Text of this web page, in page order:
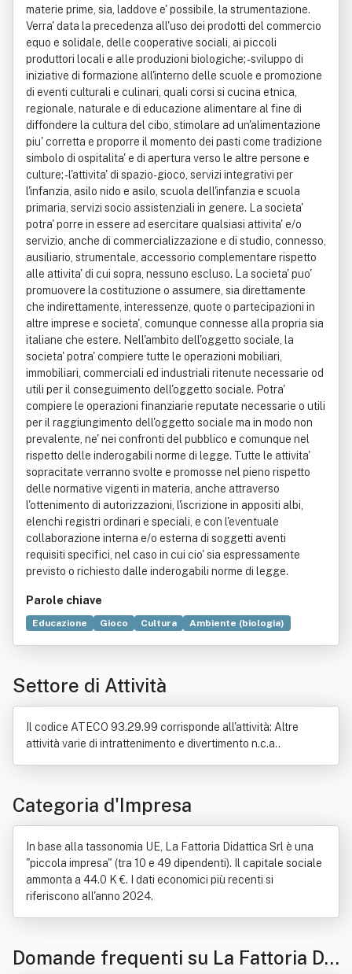
materie prime, sia, laddove e' possibile, la strumentazione.
Verra' data la precedenza all'uso dei prodotti del commercio
equo e solidale, delle cooperative sociali, ai piccoli
produttori locali e alle produzioni biologiche; - sviluppo di
iniziative di formazione all'interno delle scuole e promozione
di eventi culturali e culinari, quali corsi si cucina etnica,
regionale, naturale e di educazione alimentare al fine di
diffondere la cultura del cibo, stimolare ad un'alimentazione
piu' corretta e proporre il momento dei pasti come tradizione
simbolo di ospitalita' e di apertura verso le altre persone e
culture; - l'attivita' di spazio-gioco, servizi integrativi per
l'infanzia, asilo nido e asilo, scuola dell'infanzia e scuola
primaria, servizi socio assistenziali in genere. La societa'
potra' porre in essere ad esercitare qualsiasi attivita' e/o
servizio, anche di commercializzazione e di studio, connesso,
ausiliario, strumentale, accessorio complementare rispetto
alle attivita' di cui sopra, nessuno escluso. La societa' puo'
promuovere la costituzione o assumere, sia direttamente
che indirettamente, interessenze, quote o partecipazioni in
altre imprese e societa', comunque connesse alla propria sia
italiane che estere. Nell'ambito dell'oggetto sociale, la
societa' potra' compiere tutte le operazioni mobiliari,
immobiliari, commerciali ed industriali ritenute necessarie od
utili per il conseguimento dell'oggetto sociale. Potra'
compiere le operazioni finanziarie reputate necessarie o utili
per il raggiungimento dell'oggetto sociale ma in modo non
prevalente, ne' nei confronti del pubblico e comunque nel
rispetto delle inderogabili norme di legge. Tutte le attivita'
sopracitate verranno svolte e promosse nel pieno rispetto
delle normative vigenti in materia, anche attraverso
l'ottenimento di autorizzazioni, l'iscrizione in appositi albi,
elenchi registri ordinari e speciali, e con l'eventuale
collaborazione interna e/o esterna di soggetti aventi
requisiti specifici, nel caso in cui cio' sia espressamente
previsto o richiesto dalle inderogabili norme di legge.
Parole chiave
Educazione Gioco Cultura
Ambiente (biologia)
Organizzazione
Prodotto (economia)
Settore di Attività
Il codice ATECO 93.29.99 corrisponde all'attività: Altre
attività varie di intrattenimento e divertimento n.c.a..
Categoria d'Impresa
In base alla tassonomia UE, La Fattoria Didattica Srl è una
"piccola impresa" (tra 10 e 49 dipendenti). Il capitale sociale
ammonta a 44.0 K €. I dati economici più recenti si
riferiscono all'anno 2024.
Domande frequenti su La Fattoria Di